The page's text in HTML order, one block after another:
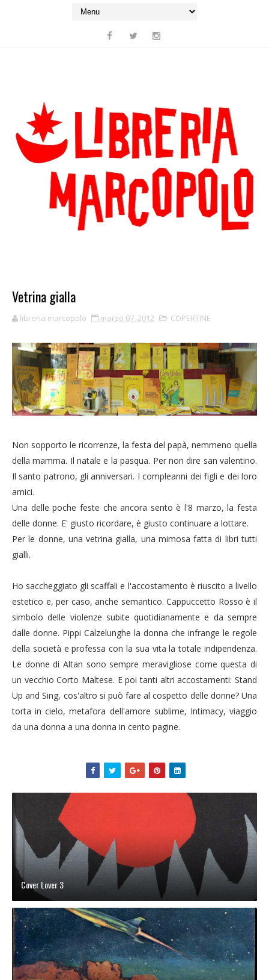
Vetrina gialla
libreria marcopolo marzo 07, 2012 COPERTINE
Non sopporto le ricorrenze, la festa del papà, nemmeno quella
della mamma. Il natale e la pasqua. Per non dire san valentino.
Il santo patrono, gli anniversari. I compleanni dei figli e dei loro
amici.
Una delle poche feste che ancora sento è l'8 marzo, la festa
delle donne. E' giusto ricordare, è giusto continuare a lottare.
Per le donne, una vetrina gialla, una mimosa fatta di libri tutti
gialli.
Ho saccheggiato gli scaffali e l'accostamento è riuscito a livello
estetico e, per caso, anche semantico. Cappuccetto Rosso è il
simbolo delle violenze subite quotidianamente e da sempre
dalle donne. Pippi Calzelunghe la donna che infrange le regole
della società e professa con la sua vita la totale indipendenza.
Le donne di Altan sono sempre meravigliose come questa di
un vecchio Corto Maltese. E poi tanti altri accostamenti: Stand
Up and Sing, cos'altro si può fare al cospetto delle donne? Una
torta in cielo, metafora dell'amore sublime, Intimacy, viaggio
da una donna a una donna in cento pagine.
Cover Lover 3